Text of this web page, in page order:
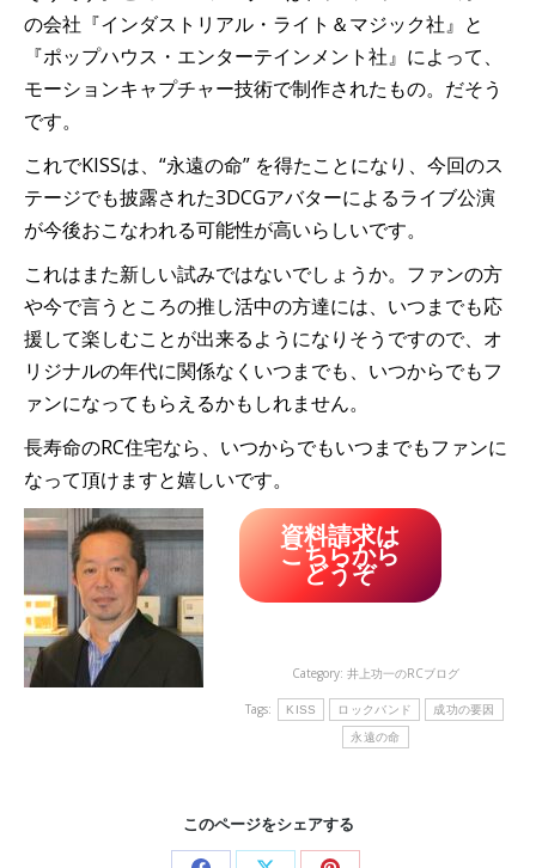
の会社『インダストリアル・ライト＆マジック社』と
『ポップハウス・エンターテインメント社』によって、
モーションキャプチャー技術で制作されたもの。だそう
です。
これでKISSは、“永遠の命” を得たことになり、今回のス
テージでも披露された3DCGアバターによるライブ公演
が今後おこなわれる可能性が高いらしいです。
これはまた新しい試みではないでしょうか。ファンの方
や今で言うところの推し活中の方達には、いつまでも応
援して楽しむことが出来るようになりそうですので、オ
リジナルの年代に関係なくいつまでも、いつからでもフ
ァンになってもらえるかもしれません。
長寿命のRC住宅なら、いつからでもいつまでもファンに
なって頂けますと嬉しいです。
資料請求は
こちらから
どうぞ
Category: 井上功一のRCブログ
Tags: KISS ロックバンド 成功の要因
永遠の命
このページをシェアする